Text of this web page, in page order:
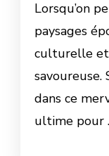
Lorsqu’on
paysages
culturelle et
savoureuse.
dans ce
ultime pour